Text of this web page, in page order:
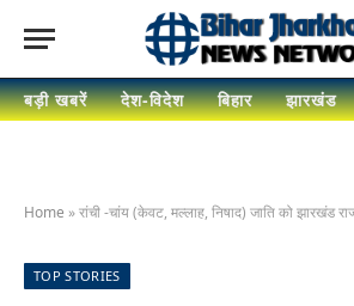
बड़ी खबरें देश-विदेश बिहार झारखंड
Home »रांची -चांय (केवट, मल्लाह, निषाद) जाति को झारखंड राज्य की अनुसूचित जाति मे
TOP STORIES